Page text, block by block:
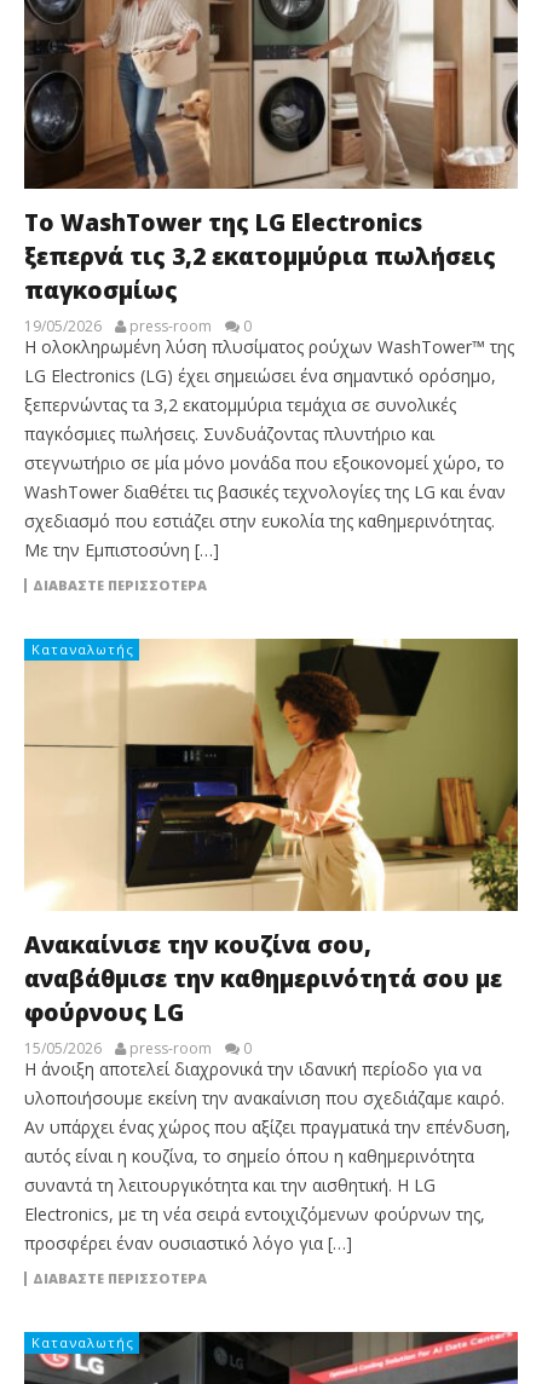
Τo WashTower της LG Electronics
ξεπερνά τις 3,2 εκατομμύρια πωλήσεις
παγκοσμίως
19/05/2026 press-room 0
Η ολοκληρωμένη λύση πλυσίματος ρούχων WashTower™ της
LG Electronics (LG) έχει σημειώσει ένα σημαντικό ορόσημο,
ξεπερνώντας τα 3,2 εκατομμύρια τεμάχια σε συνολικές
παγκόσμιες πωλήσεις. Συνδυάζοντας πλυντήριο και
στεγνωτήριο σε μία μόνο μονάδα που εξοικονομεί χώρο, το
WashTower διαθέτει τις βασικές τεχνολογίες της LG και έναν
σχεδιασμό που εστιάζει στην ευκολία της καθημερινότητας.
Με την Εμπιστοσύνη […]
ΔΙΑΒΆΣΤΕ ΠΕΡΙΣΣΌΤΕΡΑ
Καταναλωτής
Ανακαίνισε την κουζίνα σου,
αναβάθμισε την καθημερινότητά σου με
φούρνους LG
15/05/2026 press-room 0
Η άνοιξη αποτελεί διαχρονικά την ιδανική περίοδο για να
υλοποιήσουμε εκείνη την ανακαίνιση που σχεδιάζαμε καιρό.
Αν υπάρχει ένας χώρος που αξίζει πραγματικά την επένδυση,
αυτός είναι η κουζίνα, το σημείο όπου η καθημερινότητα
συναντά τη λειτουργικότητα και την αισθητική. Η LG
Electronics, με τη νέα σειρά εντοιχιζόμενων φούρνων της,
προσφέρει έναν ουσιαστικό λόγο για […]
ΔΙΑΒΆΣΤΕ ΠΕΡΙΣΣΌΤΕΡΑ
Καταναλωτής